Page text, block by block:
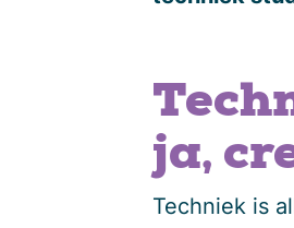
ja,
Techniek is